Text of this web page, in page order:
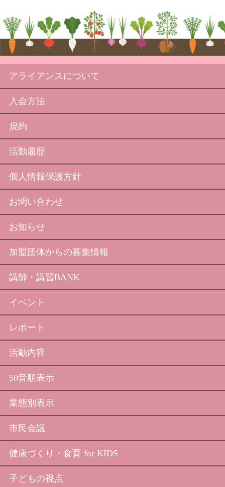
アライアンスについて
入会方法
規約
活動履歴
個人情報保護方針
お問い合わせ
お知らせ
加盟団体からの募集情報
講師・講習BANK
イベント
レポート
活動内容
50音順表示
業態別表示
市民会議
健康づくり・食育 for KIDS
子どもの視点